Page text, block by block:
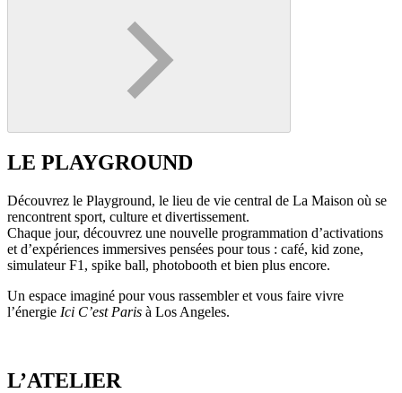
LE PLAYGROUND
Découvrez le Playground, le lieu de vie central de La Maison où se
rencontrent sport, culture et divertissement.
Chaque jour, découvrez une nouvelle programmation d’activations
et d’expériences immersives pensées pour tous : café, kid zone,
simulateur F1, spike ball, photobooth et bien plus encore.
Un espace imaginé pour vous rassembler et vous faire vivre
l’énergie Ici C’est Paris à Los Angeles.
L’ATELIER